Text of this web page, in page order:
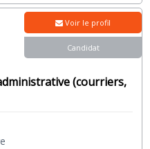
(courriers,
Voir le profil
Candidat